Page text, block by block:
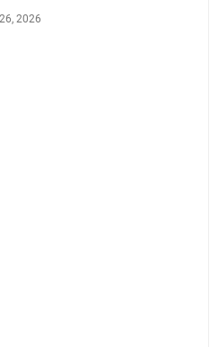
2026